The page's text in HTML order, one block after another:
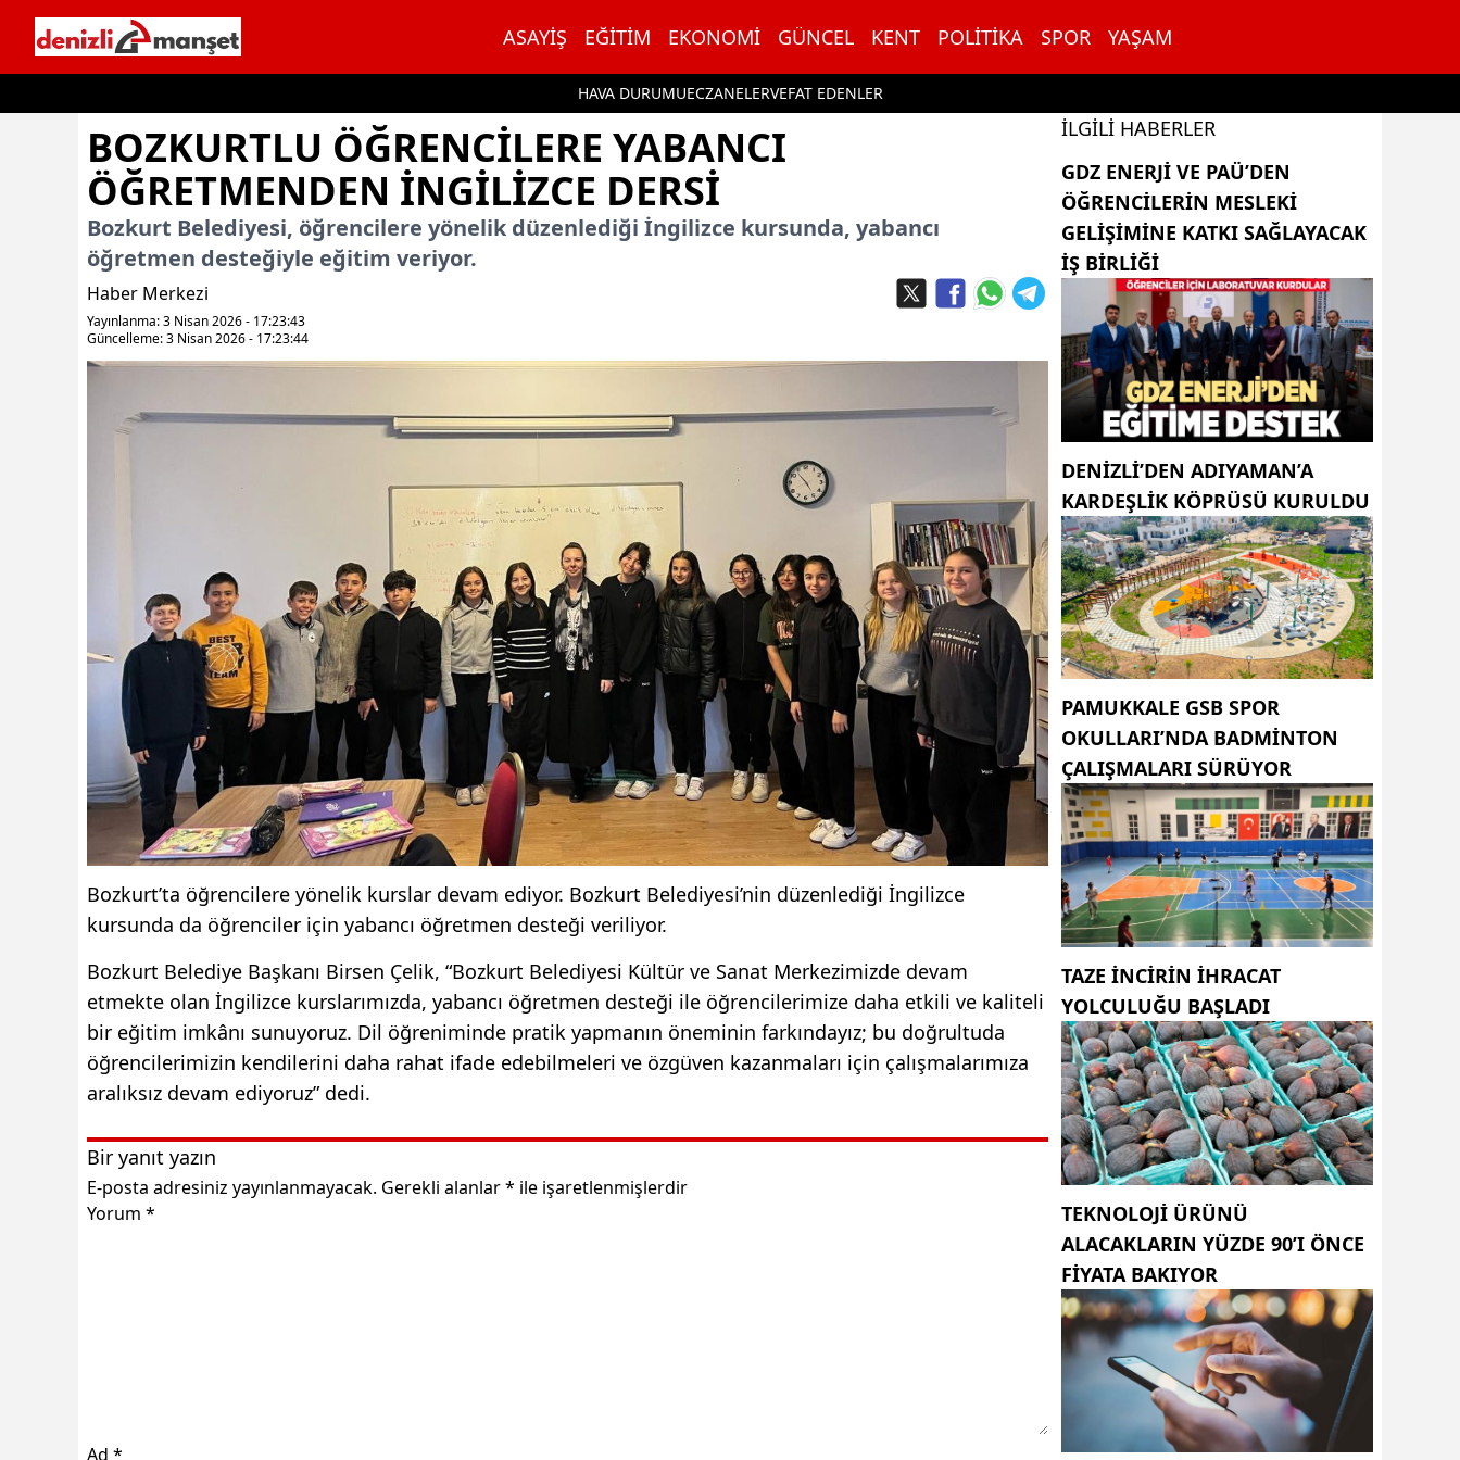
ASAYIŞ EĞITIM EKONOMI GÜNCEL KENT POLITIKA SPOR YAŞAM
HAVA DURUMUECZANELERVEFAT EDENLER
BOZKURTLU ÖĞRENCILERE YABANCI
ÖĞRETMENDEN İNGILIZCE DERSI
Bozkurt Belediyesi, öğrencilere yönelik düzenlediği İngilizce kursunda, yabancı
öğretmen desteğiyle eğitim veriyor.
Haber Merkezi
Yayınlanma: 3 Nisan 2026 - 17:23:43
Güncelleme: 3 Nisan 2026 - 17:23:44
Bozkurt’ta öğrencilere yönelik kurslar devam ediyor. Bozkurt Belediyesi’nin düzenlediği İngilizce
kursunda da öğrenciler için yabancı öğretmen desteği veriliyor.
Bozkurt Belediye Başkanı Birsen Çelik, “Bozkurt Belediyesi Kültür ve Sanat Merkezimizde devam
etmekte olan İngilizce kurslarımızda, yabancı öğretmen desteği ile öğrencilerimize daha etkili ve kaliteli
bir eğitim imkânı sunuyoruz. Dil öğreniminde pratik yapmanın öneminin farkındayız; bu doğrultuda
öğrencilerimizin kendilerini daha rahat ifade edebilmeleri ve özgüven kazanmaları için çalışmalarımıza
aralıksız devam ediyoruz” dedi.
Bir yanıt yazın
E-posta adresiniz yayınlanmayacak. Gerekli alanlar* ile işaretlenmişlerdir
Yorum *
Ad *
İLGILI HABERLER
GDZ ENERJI VE PAÜ’DEN
ÖĞRENCILERIN MESLEKI
GELIŞIMINE KATKI SAĞLAYACAK
IŞ BIRLIĞI
DENIZLI’DEN ADIYAMAN’A
KARDEŞLIK KÖPRÜSÜ KURULDU
PAMUKKALE GSB SPOR
OKULLARI’NDA BADMINTON
ÇALIŞMALARI SÜRÜYOR
TAZE INCIRIN IHRACAT
YOLCULUĞU BAŞLADI
TEKNOLOJI ÜRÜNÜ
ALACAKLARIN YÜZDE 90’I ÖNCE
FIYATA BAKIYOR